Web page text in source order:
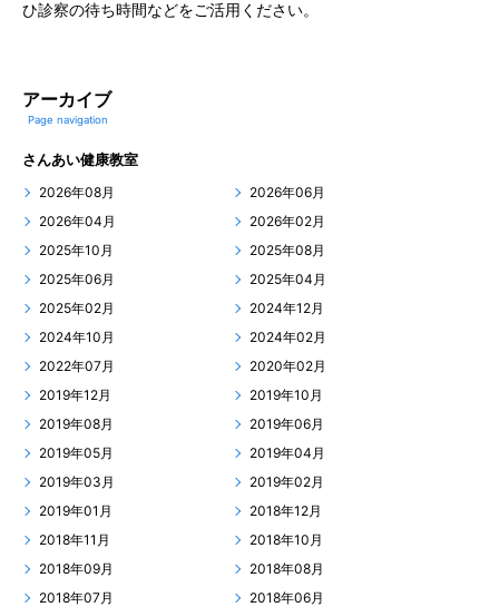
ひ診察の待ち時間などをご活用ください。
アーカイブ
Page navigation
さんあい健康教室
2026年08月
2026年06月
2026年04月
2026年02月
2025年10月
2025年08月
2025年06月
2025年04月
2025年02月
2024年12月
2024年10月
2024年02月
2022年07月
2020年02月
2019年12月
2019年10月
2019年08月
2019年06月
2019年05月
2019年04月
2019年03月
2019年02月
2019年01月
2018年12月
2018年11月
2018年10月
2018年09月
2018年08月
2018年07月
2018年06月